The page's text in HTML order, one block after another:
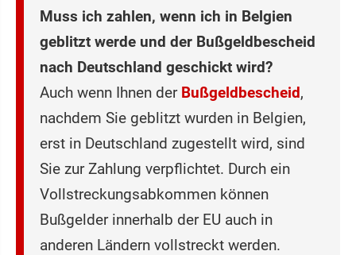
Muss ich zahlen, wenn ich in Belgien
geblitzt werde und der Bußgeldbescheid
nach Deutschland geschickt wird?
Auch wenn Ihnen der Bußgeldbescheid,
nachdem Sie geblitzt wurden in Belgien,
erst in Deutschland zugestellt wird, sind
Sie zur Zahlung verpflichtet. Durch ein
Vollstreckungsabkommen können
Bußgelder innerhalb der EU auch in
anderen Ländern vollstreckt werden.